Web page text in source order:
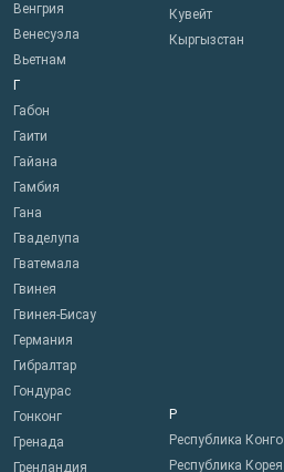
Венгрия
Венесуэла
Вьетнам
Г
Габон
Гаити
Гайана
Гамбия
Гана
Гваделупа
Гватемала
Гвинея
Гвинея-Бисау
Германия
Гибралтар
Гондурас
Гонконг
Гренада
Гренландия
Кувейт
Кыргызстан
Р
Республика Конго
Республика Корея